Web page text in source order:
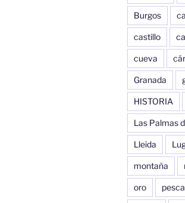
Burgos
castillo
cueva
Granada
HISTORIA
Las Palmas
Lleida
montaña
oro pesca